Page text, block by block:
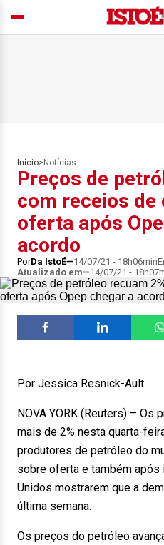
Início> Notícias
Preços de
com receios de
oferta após
acordo
PorDa IstoÉ 14/07/21 - 18h06min
Atualizado em
14/07/21 -
Por Jessica Resnick-Ault
NOVA YORK (Reuters) – Os
mais de 2% nesta quarta-
produtores de petróleo do
sobre oferta e também
Unidos mostrarem que a
última semana.
Os preços do petróleo